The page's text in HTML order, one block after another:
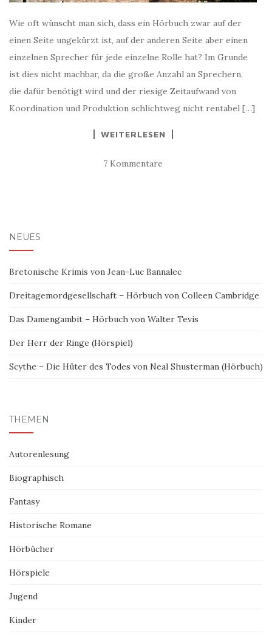
Wie oft wünscht man sich, dass ein Hörbuch zwar auf der
einen Seite ungekürzt ist, auf der anderen Seite aber einen
einzelnen Sprecher für jede einzelne Rolle hat? Im Grunde
ist dies nicht machbar, da die große Anzahl an Sprechern,
die dafür benötigt wird und der riesige Zeitaufwand von
Koordination und Produktion schlichtweg nicht rentabel […]
WEITERLESEN
7 Kommentare
NEUES
Bretonische Krimis von Jean-Luc Bannalec
Dreitagemordgesellschaft – Hörbuch von Colleen Cambridge
Das Damengambit – Hörbuch von Walter Tevis
Der Herr der Ringe (Hörspiel)
Scythe – Die Hüter des Todes von Neal Shusterman (Hörbuch)
THEMEN
Autorenlesung
Biographisch
Fantasy
Historische Romane
Hörbücher
Hörspiele
Jugend
Kinder